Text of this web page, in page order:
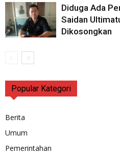
Diduga Ada
Saidan
Dikosongkan
Popular Kategori
Berita
Umum
Pemerintahan